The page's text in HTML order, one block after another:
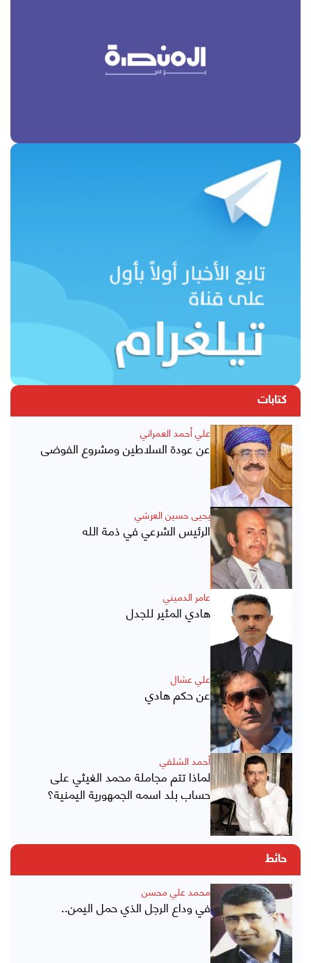
كتابات
علي أحمد العمراني
عن عودة السلاطين ومشروع الفوضى
يحيى حسين العرشي
الرئيس الشرعي في ذمة الله
عامر الدميني
هادي المثير للجدل
علي عشال
عن حكم هادي
أحمد الشلفي
لماذا تتم مجاملة محمد الغيثي على
حساب بلد اسمه الجمهورية اليمنية؟
حائط
محمد علي محسن
في وداع الرجل الذي حمل اليمن..